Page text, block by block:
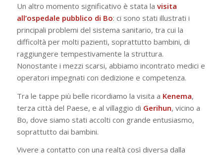
Un altro momento significativo è stata la visita
all’ospedale pubblico di Bo: ci sono stati illustrati i
principali problemi del sistema sanitario, tra cui la
difficoltà per molti pazienti, soprattutto bambini, di
raggiungere tempestivamente la struttura.
Nonostante i mezzi scarsi, abbiamo incontrato medici e
operatori impegnati con dedizione e competenza.
Tra le tappe più belle ricordiamo la visita a Kenema,
terza città del Paese, e al villaggio di Gerihun, vicino a
Bo, dove siamo stati accolti con grande entusiasmo,
soprattutto dai bambini.
Vivere a contatto con una realtà così diversa dalla